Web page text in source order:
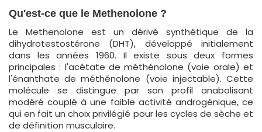
Qu'est-ce que le Methenolone ?
Le Methenolone est un dérivé synthétique de la
dihydrotestostérone (DHT), développé initialement
dans les années 1960. Il existe sous deux formes
principales : l'acétate de méthénolone (voie orale) et
l'énanthate de méthénolone (voie injectable). Cette
molécule se distingue par son profil anabolisant
modéré couplé à une faible activité androgénique, ce
qui en fait un choix privilégié pour les cycles de sèche et
de définition musculaire.